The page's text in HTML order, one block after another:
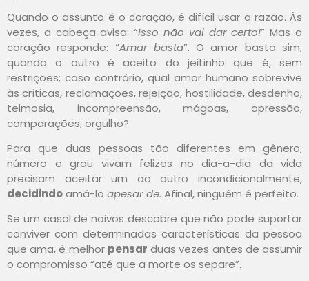
Quando o assunto é o coração, é difícil usar a razão. Às
vezes, a cabeça avisa: “Isso não vai dar certo!” Mas o
coração responde: “Amar basta”. O amor basta sim,
quando o outro é aceito do jeitinho que é, sem
restrições; caso contrário, qual amor humano sobrevive
às críticas, reclamações, rejeição, hostilidade, desdenho,
teimosia, incompreensão, mágoas, opressão,
comparações, orgulho?
Para que duas pessoas tão diferentes em gênero,
número e grau vivam felizes no dia-a-dia da vida
precisam aceitar um ao outro incondicionalmente,
decidindoamá-lo apesar de. Afinal, ninguém é perfeito.
Se um casal de noivos descobre que não pode suportar
conviver com determinadas características da pessoa
que ama, é melhor pensar duas vezes antes de assumir
o compromisso “até que a morte os separe”.